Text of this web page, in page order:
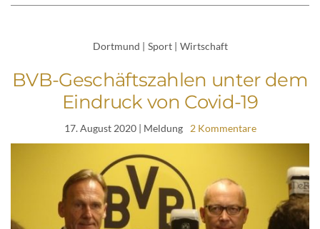
Dortmund Sport Wirtschaft
BVB-Geschäftszahlen unter dem
Eindruck von Covid-19
17. August 2020| Meldung 2 Kommentare